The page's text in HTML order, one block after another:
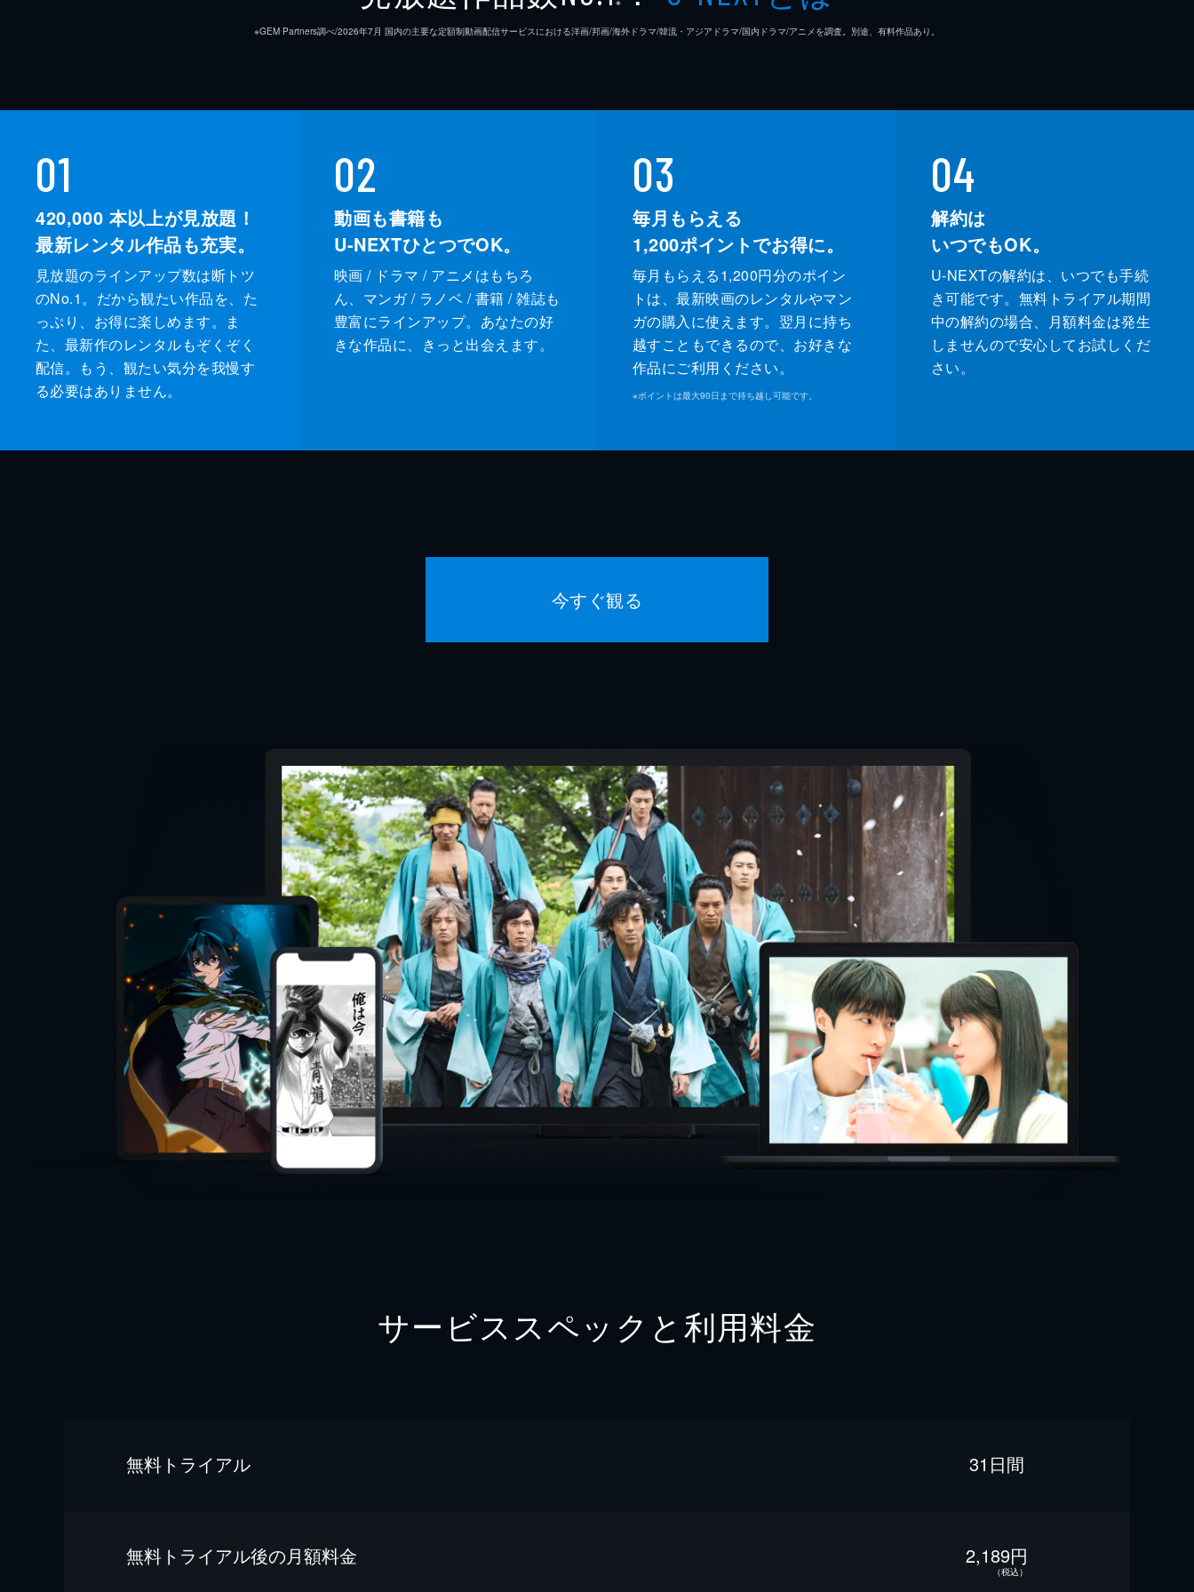
※GEM Partners調べ/2026年7⽉ 国内の主要な定額制動画配信サービスにおける洋画/邦画/海外ドラマ/韓流・アジアドラマ/国内ドラマ/アニメを調査。別途、有料作品あり。
01
420,000 本以上が見放題！
最新レンタル作品も充実。
見放題のラインアップ数は断トツ
のNo.1。だから観たい作品を、た
っぷり、お得に楽しめます。ま
た、最新作のレンタルもぞくぞく
配信。もう、観たい気分を我慢す
る必要はありません。
02
動画も書籍も
U-NEXTひとつでOK。
映画 / ドラマ / アニメはもちろ
ん、マンガ / ラノベ / 書籍 / 雑誌も
豊富にラインアップ。あなたの好
きな作品に、きっと出会えます。
03
毎月もらえる
1,200ポイントでお得に。
毎月もらえる1,200円分のポイン
トは、最新映画のレンタルやマン
ガの購入に使えます。翌月に持ち
越すこともできるので、お好きな
作品にご利用ください。
※ポイントは最大90日まで持ち越し可能です。
04
解約は
いつでもOK。
U-NEXTの解約は、いつでも手続
き可能です。無料トライアル期間
中の解約の場合、月額料金は発生
しませんので安心してお試しくだ
さい。
今すぐ観る
サービススペックと利用料金
無料トライアル 31日間
無料トライアル後の⽉額料金 2,189円
（税込）